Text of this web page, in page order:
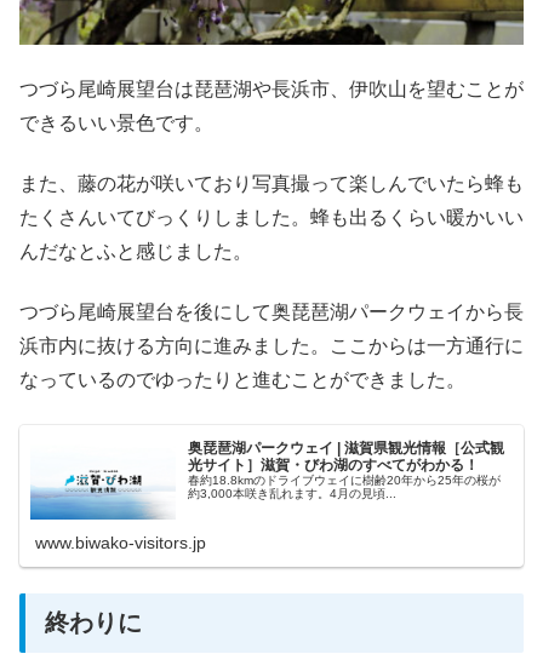
つづら尾崎展望台は琵琶湖や長浜市、伊吹山を望むことが
できるいい景色です。
また、藤の花が咲いており写真撮って楽しんでいたら蜂も
たくさんいてびっくりしました。蜂も出るくらい暖かいい
んだなとふと感じました。
つづら尾崎展望台を後にして奥琵琶湖パークウェイから長
浜市内に抜ける方向に進みました。ここからは一方通行に
なっているのでゆったりと進むことができました。
奥琵琶湖パークウェイ | 滋賀県観光情報［公式観
光サイト］滋賀・びわ湖のすべてがわかる！
春約18.8kmのドライブウェイに樹齢20年から25年の桜が
約3,000本咲き乱れます。4月の見頃...
www.biwako-visitors.jp
終わりに